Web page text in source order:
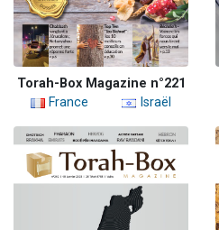
Torah-Box Magazine n°221
France
Israël